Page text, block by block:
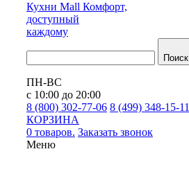
Кухни Mall Комфорт,
доступный
каждому
Поиск
ПН-ВС
с 10:00 до 20:00
8 (800) 302-77-06 8 (499) 348-15-11
КОРЗИНА
0 товаров. Заказать звонок
Меню